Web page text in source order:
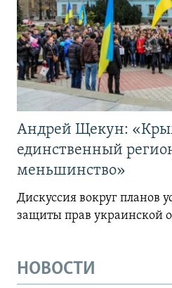
Андрей Щекун:
единственный
меньшинство»
Дискуссия вокруг планов
защиты прав
НОВОСТИ